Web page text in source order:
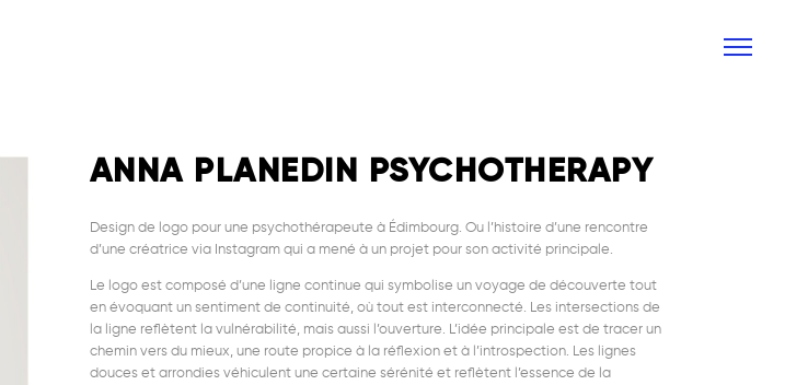
ANNA PLANEDIN PSYCHOTHERAPY
Design de logo pour une psychothérapeute à Édimbourg. Ou l’histoire d’une rencontre
d’une créatrice via Instagram qui a mené à un projet pour son activité principale.
Le logo est composé d’une ligne continue qui symbolise un voyage de découverte tout
en évoquant un sentiment de continuité, où tout est interconnecté. Les intersections de
la ligne reflètent la vulnérabilité, mais aussi l’ouverture. L’idée principale est de tracer un
chemin vers du mieux, une route propice à la réflexion et à l’introspection. Les lignes
douces et arrondies véhiculent une certaine sérénité et reflètent l’essence de la